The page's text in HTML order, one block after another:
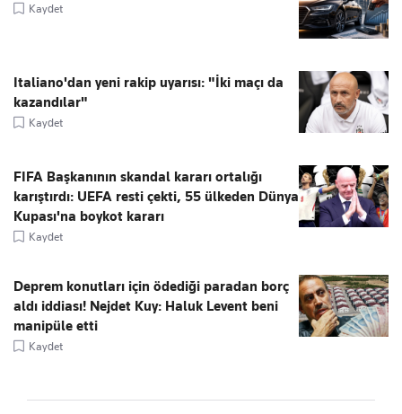
Kaydet
Italiano'dan yeni rakip uyarısı: "İki maçı da
kazandılar"
Kaydet
FIFA Başkanının skandal kararı ortalığı
karıştırdı: UEFA resti çekti, 55 ülkeden Dünya
Kupası'na boykot kararı
Kaydet
Deprem konutları için ödediği paradan borç
aldı iddiası! Nejdet Kuy: Haluk Levent beni
manipüle etti
Kaydet